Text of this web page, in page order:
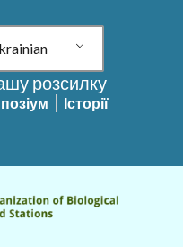
розсилку
Історії